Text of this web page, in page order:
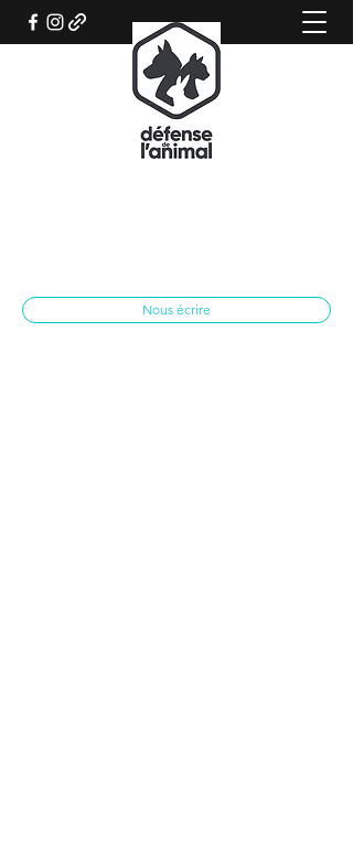
REFUGE CANIN DE SISTERON
Association qui œuvre pour le bien-être
Nous écrire